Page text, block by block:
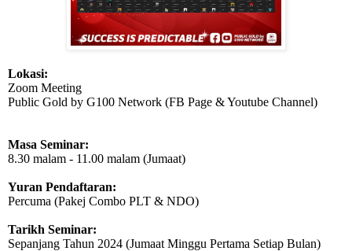
Lokasi:
Zoom Meeting
Public Gold by G100 Network (FB Page & Youtube Channel)
Masa Seminar:
8.30 malam - 11.00 malam (Jumaat)
Yuran Pendaftaran:
Percuma (Pakej Combo PLT & NDO)
Tarikh Seminar:
Sepanjang Tahun 2024 (Jumaat Minggu Pertama Setiap Bulan)